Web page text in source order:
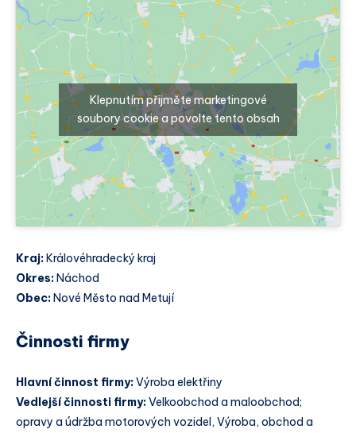
Klepnutím přijměte marketingové
soubory cookie a povolte tento obsah
Kraj: Královéhradecký kraj
Okres: Náchod
Obec: Nové Město nad Metují
Činnosti firmy
Hlavní činnost firmy:Výroba elektřiny
Vedlejší činnosti firmy:Velkoobchod a maloobchod;
opravy a údržba motorových vozidel, Výroba, obchod a